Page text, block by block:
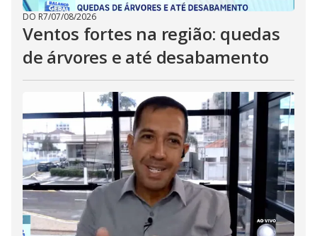
DO R7/07/08/2026
Ventos fortes na região: quedas
de árvores e até desabamento